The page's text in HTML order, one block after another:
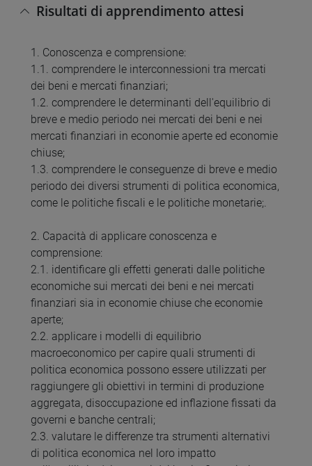
Risultati di apprendimento attesi
1. Conoscenza e comprensione:
1.1. comprendere le interconnessioni tra mercati
dei beni e mercati finanziari;
1.2. comprendere le determinanti dell'equilibrio di
breve e medio periodo nei mercati dei beni e nei
mercati finanziari in economie aperte ed economie
chiuse;
1.3. comprendere le conseguenze di breve e medio
periodo dei diversi strumenti di politica economica,
come le politiche fiscali e le politiche monetarie;.
2. Capacità di applicare conoscenza e
comprensione:
2.1. identificare gli effetti generati dalle politiche
economiche sui mercati dei beni e nei mercati
finanziari sia in economie chiuse che economie
aperte;
2.2. applicare i modelli di equilibrio
macroeconomico per capire quali strumenti di
politica economica possono essere utilizzati per
raggiungere gli obiettivi in termini di produzione
aggregata, disoccupazione ed inflazione fissati da
governi e banche centrali;
2.3. valutare le differenze tra strumenti alternativi
di politica economica nel loro impatto